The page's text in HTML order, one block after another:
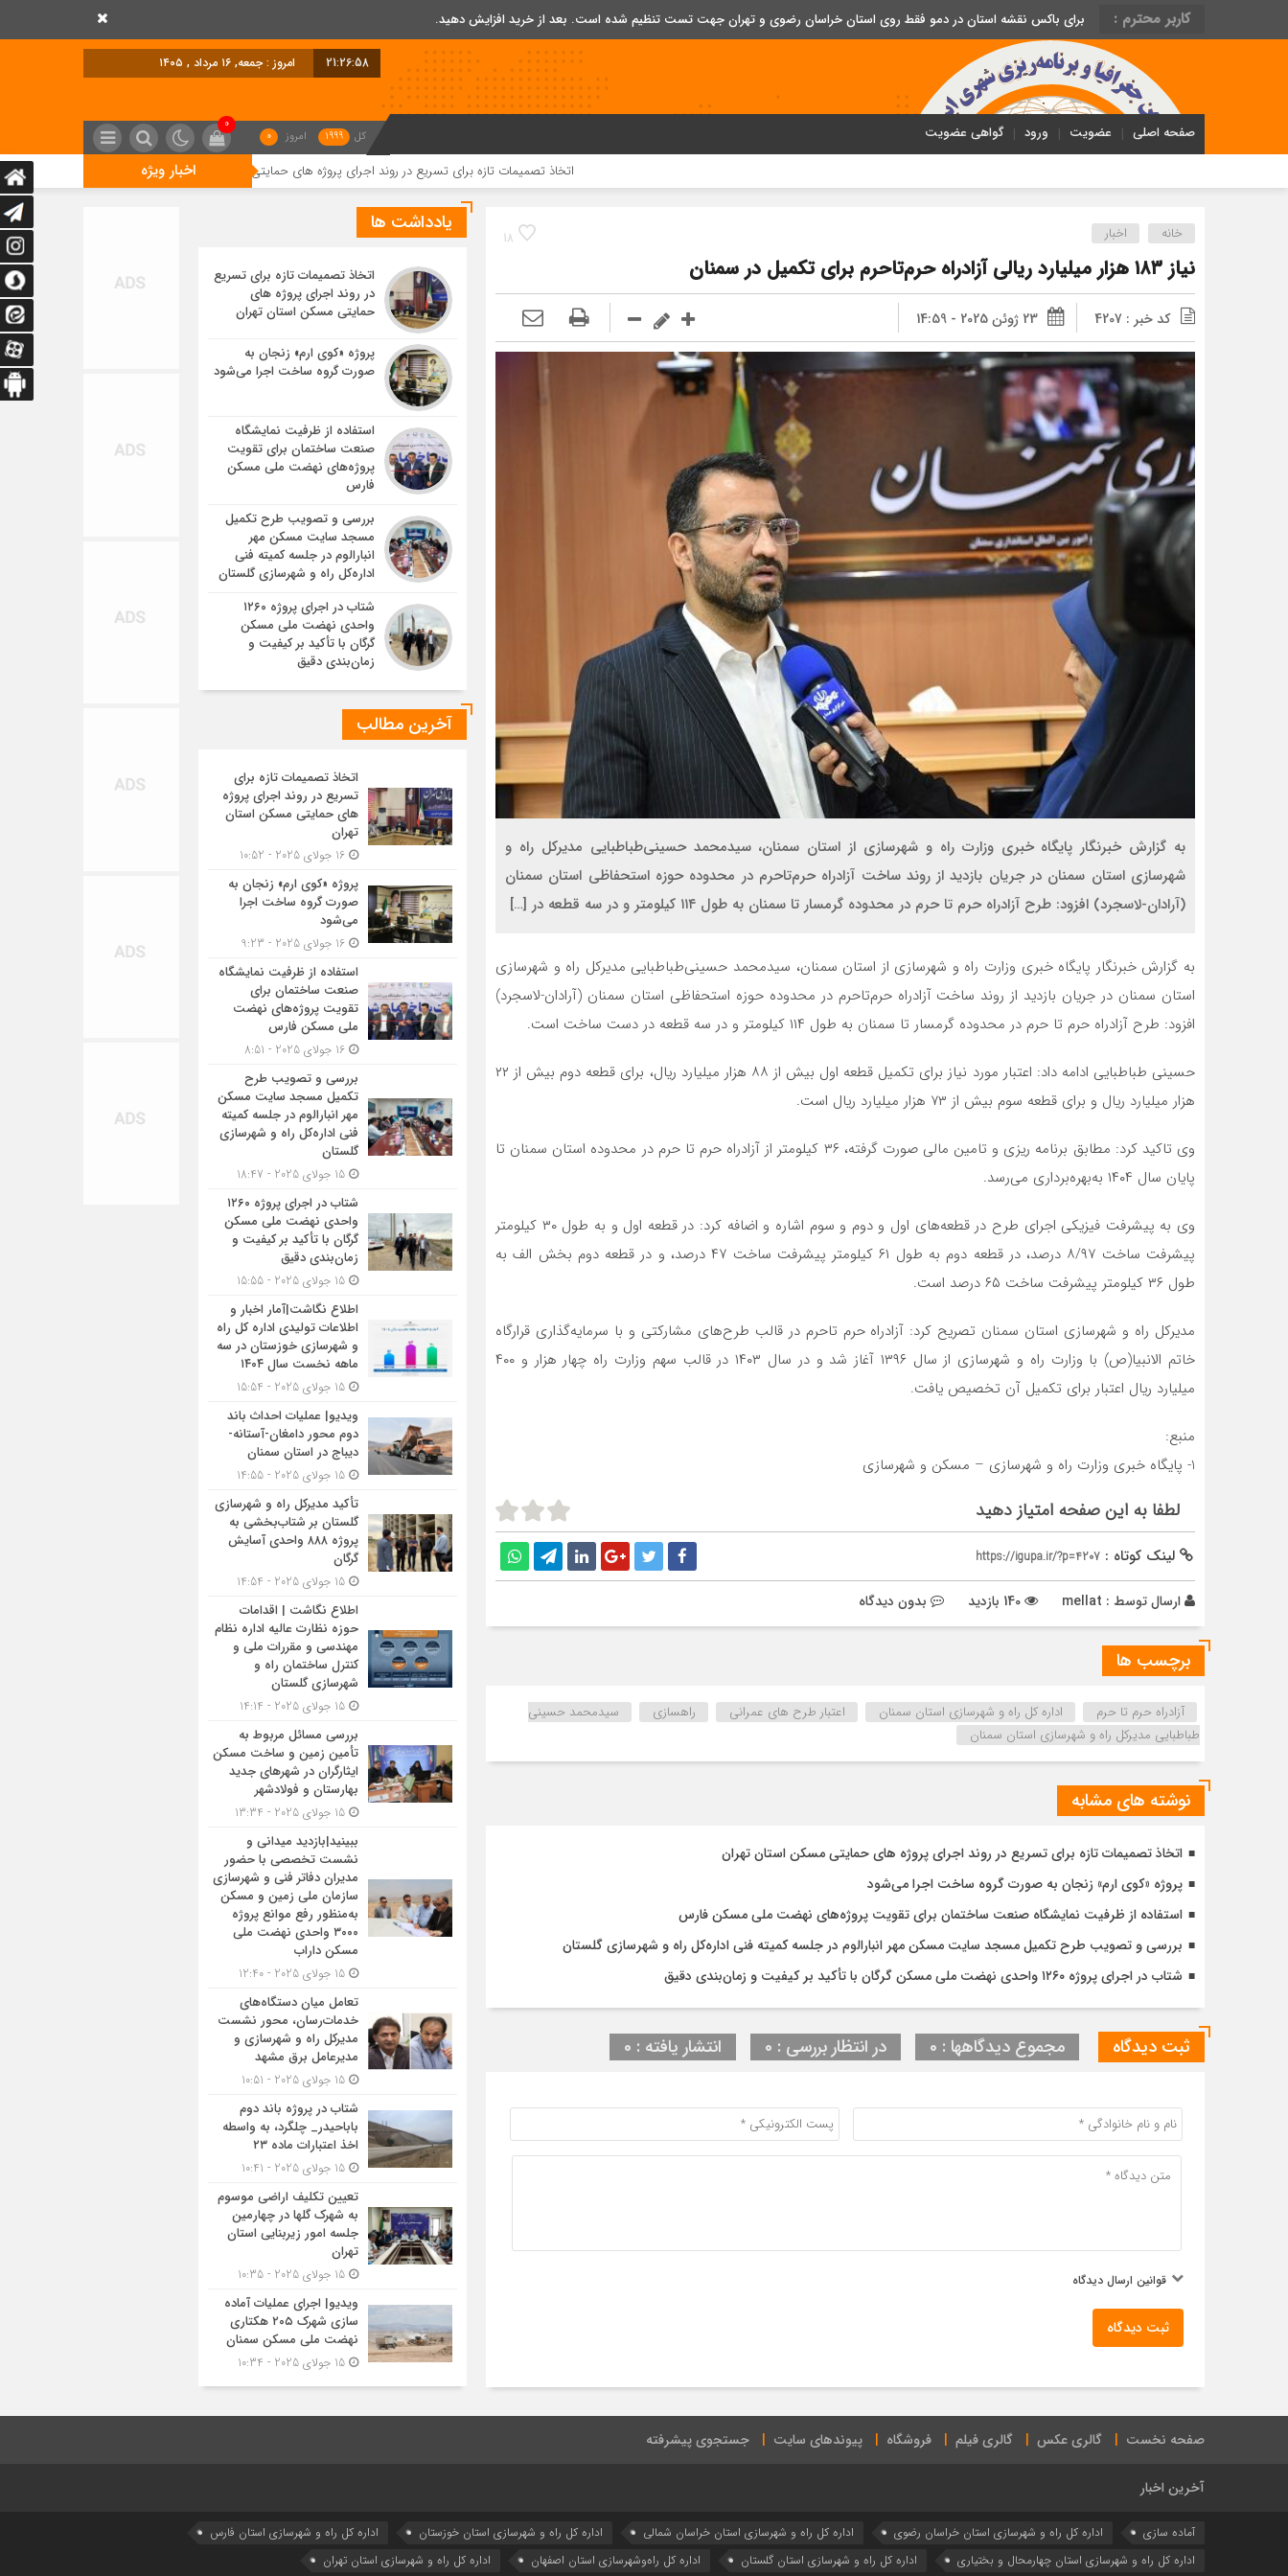
کاربر محترم : برای باکس نقشه استان در دمو فقط روی استان خراسان رضوی و تهران جهت تست تنظیم شده است. بعد از خرید افزایش دهید.
21:26:59 امروز : جمعه, ۱۶ مرداد , ۱۴۰۵
صفحه اصلی عضویت ورود گواهی عضویت کل 1999 امروز 0
0
اخبار ویژه اتخاذ تصمیمات تازه برای تسریع در روند اجرای پروژه های حمایتی مسکن استان تهران پروژه «کوی ارم» زنجان به صورت
18 خانه اخبار
نیاز ۱۸۳ هزار میلیارد ریالی آزادراه حرم‌تاحرم برای تکمیل در سمنان
کد خبر : 4207 23 ژوئن 2025 - 14:59
به گزارش خبرنگار پایگاه خبری وزارت راه و شهرسازی از استان سمنان، سیدمحمد حسینی‌طباطبایی مدیرکل راه و
شهرسازی استان سمنان در جریان بازدید از روند ساخت آزادراه حرم‌تاحرم در محدوده حوزه استحفاظی استان سمنان
(آرادان-لاسجرد) افزود: طرح آزادراه حرم تا حرم در محدوده گرمسار تا سمنان به طول ۱۱۴ کیلومتر و در سه قطعه در […]
به گزارش خبرنگار پایگاه خبری وزارت راه و شهرسازی از استان سمنان، سیدمحمد حسینی‌طباطبایی مدیرکل راه و شهرسازی
استان سمنان در جریان بازدید از روند ساخت آزادراه حرم‌تاحرم در محدوده حوزه استحفاظی استان سمنان (آرادان-لاسجرد)
افزود: طرح آزادراه حرم تا حرم در محدوده گرمسار تا سمنان به طول ۱۱۴ کیلومتر و در سه قطعه در دست ساخت است.
حسینی طباطبایی ادامه داد: اعتبار مورد نیاز برای تکمیل قطعه اول بیش از ۸۸ هزار میلیارد ریال، برای قطعه دوم بیش از ۲۲
هزار میلیارد ریال و برای قطعه سوم بیش از ۷۳ هزار میلیارد ریال است.
وی تاکید کرد: مطابق برنامه ریزی و تامین مالی صورت گرفته، ۳۶ کیلومتر از آزادراه حرم تا حرم در محدوده استان سمنان تا
پایان سال ۱۴۰۴ به‌بهره‌برداری می‌رسد.
وی به پیشرفت فیزیکی اجرای طرح در قطعه‌های اول و دوم و سوم اشاره و اضافه کرد: در قطعه اول و به طول ۳۰ کیلومتر
پیشرفت ساخت ۸/۹۷ درصد، در قطعه دوم به طول ۶۱ کیلومتر پیشرفت ساخت ۴۷ درصد، و در قطعه دوم بخش الف به
طول ۳۶ کیلومتر پیشرفت ساخت ۶۵ درصد است.
مدیرکل راه و شهرسازی استان سمنان تصریح کرد: آزادراه حرم تاحرم در قالب طرح‌های مشارکتی و با سرمایه‌گذاری قرارگاه
خاتم الانبیا(ص) با وزارت راه و شهرسازی از سال ۱۳۹۶ آغاز شد و در سال ۱۴۰۳ در قالب سهم وزارت راه چهار هزار و ۴۰۰
میلیارد ریال اعتبار برای تکمیل آن تخصیص یافت.
منبع:
1- پایگاه خبری وزارت راه و شهرسازی – مسکن و شهرسازی
لطفا به این صفحه امتیاز دهید
لینک کوتاه : https://igupa.ir/?p=4207
ارسال توسط : mellat بدون دیدگاه
برچسب ها
آزادراه حرم تا حرم اداره کل راه و شهرسازی استان سمنان اعتبار طرح های عمرانی راهسازی
سیدمحمد حسینی
طباطبایی مدیرکل راه و شهرسازی استان سمنان
نوشته های مشابه
اتخاذ تصمیمات تازه برای تسریع در روند اجرای پروژه های حمایتی مسکن استان تهران
پروژه «کوی ارم» زنجان به صورت گروه ساخت اجرا می‌شود
استفاده از ظرفیت نمایشگاه صنعت ساختمان برای تقویت پروژه‌های نهضت ملی مسکن فارس
بررسی و تصویب طرح تکمیل مسجد سایت مسکن مهر انبارالوم در جلسه کمیته فنی اداره‌کل راه و شهرسازی گلستان
شتاب در اجرای پروژه ۱۲۶۰ واحدی نهضت ملی مسکن گرگان با تأکید بر کیفیت و زمان‌بندی دقیق
ثبت دیدگاه مجموع دیدگاهها : 0 در انتظار بررسی : 0 انتشار یافته : 0
قوانین ارسال دیدگاه
ثبت دیدگاه
یادداشت ها
اتخاذ تصمیمات تازه برای تسریع
در روند اجرای پروژه های
حمایتی مسکن استان تهران
پروژه «کوی ارم» زنجان به
صورت گروه ساخت اجرا می‌شود
استفاده از ظرفیت نمایشگاه
صنعت ساختمان برای تقویت
پروژه‌های نهضت ملی مسکن
فارس
بررسی و تصویب طرح تکمیل
مسجد سایت مسکن مهر
انبارالوم در جلسه کمیته فنی
اداره‌کل راه و شهرسازی گلستان
شتاب در اجرای پروژه ۱۲۶۰
واحدی نهضت ملی مسکن
گرگان با تأکید بر کیفیت و
زمان‌بندی دقیق
آخرین مطالب
اتخاذ تصمیمات تازه برای
تسریع در روند اجرای پروژه
های حمایتی مسکن استان
تهران
پروژه «کوی ارم» زنجان به
صورت گروه ساخت اجرا
می‌شود
استفاده از ظرفیت نمایشگاه
صنعت ساختمان برای
تقویت پروژه‌های نهضت
ملی مسکن فارس
بررسی و تصویب طرح
تکمیل مسجد سایت مسکن
مهر انبارالوم در جلسه کمیته
فنی اداره‌کل راه و شهرسازی
گلستان
شتاب در اجرای پروژه ۱۲۶۰
واحدی نهضت ملی مسکن
گرگان با تأکید بر کیفیت و
زمان‌بندی دقیق
اطلاع نگاشت|آمار اخبار و
اطلاعات تولیدی اداره کل راه
و شهرسازی خوزستان در سه
ماهه نخست سال ۱۴۰۴
ویدیو| عملیات احداث باند
دوم محور دامغان-آستانه-
دیباج در استان سمنان
تأکید مدیرکل راه و شهرسازی
گلستان بر شتاب‌بخشی به
پروژه ۸۸۸ واحدی آسایش
گرگان
اطلاع نگاشت | اقدامات
حوزه نظارت عالیه اداره نظام
مهندسی و مقررات ملی و
کنترل ساختمان راه و
شهرسازی گلستان
بررسی مسائل مربوط به
تأمین زمین و ساخت مسکن
ایثارگران در شهرهای جدید
بهارستان و فولادشهر
ببینید|بازدید میدانی و
نشست تخصصی با حضور
مدیران دفاتر فنی و شهرسازی
سازمان ملی زمین و مسکن
به‌منظور رفع موانع پروژه
۳۰۰۰ واحدی نهضت ملی
مسکن داراب
تعامل میان دستگاه‌های
خدمات‌رسان، محور نشست
مدیرکل راه و شهرسازی و
مدیرعامل برق مشهد
شتاب در پروژه باند دوم
باباحیدر_ چلگرد، به واسطه
اخذ اعتبارات ماده ۲۳
تعیین تکلیف اراضی موسوم
به شهرک گلها در چهارمین
جلسه امور زیربنایی استان
تهران
ویدیو| اجرای عملیات آماده
سازی شهرک ۲۰۵ هکتاری
نهضت ملی مسکن سمنان
صفحه نخست گالری عکس گالری فیلم فروشگاه پیوندهای سایت جستجوی پیشرفته
آخرین اخبار
آماده سازی اداره كل راه و شهرسازي استان خراسان رضوي اداره كل راه و شهرسازي استان خراسان شمالي اداره كل راه و شهرسازي استان خوزستان
اداره كل راه و شهرسازي استان فارس
اداره كل راه و شهرسازي استان چهارمحال و بختياري
اداره كل راه و شهرسازي استان گلستان اداره كل راه‌و‌شهرسازي استان اصفهان اداره کل راه و شهرسازی استان تهران